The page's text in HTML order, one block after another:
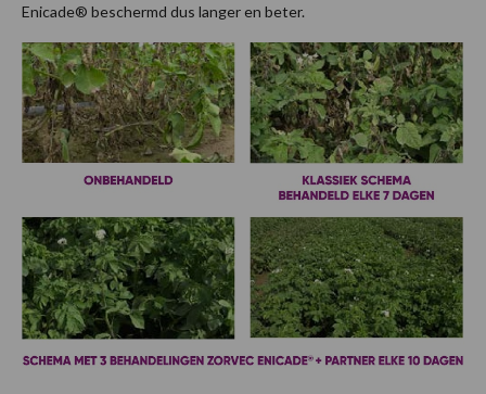
Enicade® beschermd dus langer en beter.